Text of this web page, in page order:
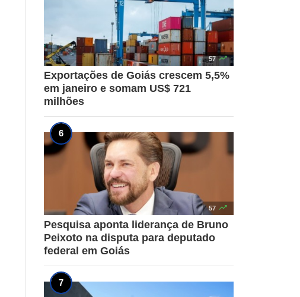
57 
Exportações de Goiás crescem 5,5%
em janeiro e somam US$ 721
milhões
57 
Pesquisa aponta liderança de Bruno
Peixoto na disputa para deputado
federal em Goiás